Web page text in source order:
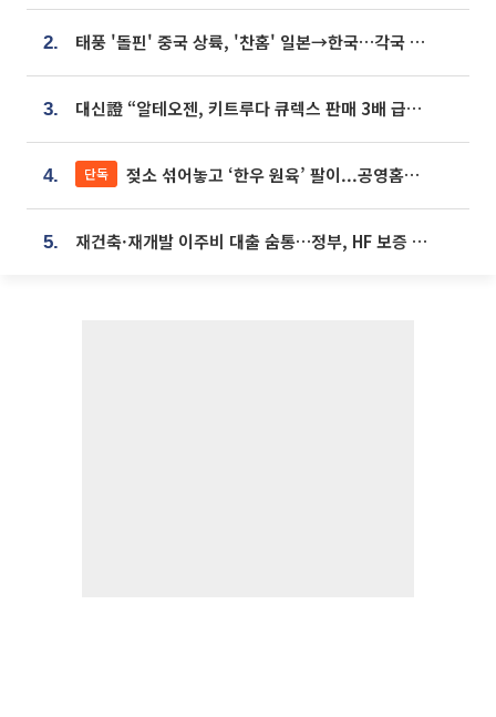
2. 태풍 '돌핀' 중국 상륙, '찬홈' 일본→한국…각국 기상청 예상 경로는?
3. 대신證 “알테오젠, 키트루다 큐렉스 판매 3배 급증…목표가 41만원 상향”
4. 단독 젖소 섞어놓고 ‘한우 원육’ 팔이...공영홈쇼핑 표기·검증 구멍
5. 재건축·재개발 이주비 대출 숨통…정부, HF 보증 신설 추진